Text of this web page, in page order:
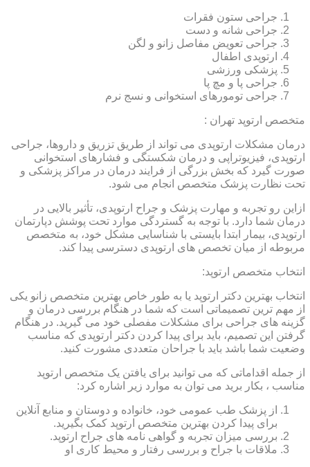
جراحی ستون فقرات
جراحی شانه و دست
جراحی تعویض مفاصل زانو و لگن
ارتوپدی اطفال
پزشکی ورزشی
جراحی پا و مچ پا
جراحی تومورهای استخوانی و نسج نرم
متخصص ارتوپد تهران :
درمان مشکلات ارتوپدی می تواند از طریق تزریق و داروها، جراحی
ارتوپدی، فیزیوتراپی و درمان شکستگی و فشارهای استخوانی
صورت گیرد که بخش بزرگی از فرایند درمان در مراکز پزشکی و
تحت نظارت پزشک متخصص انجام می شود.
ازاین رو تجربه و مهارت پزشک و جراح ارتوپدی، تأثیر بالایی در
درمان شما دارد. با توجه به گستردگی موارد تحت پوشش دپارتمان
ارتوپدی، بیمار ابتدا بایستی با شناسایی مشکل خود، به متخصص
مربوطه از میان تخصص های ارتوپدی دسترسی پیدا کند.
انتخاب متخصص ارتوپد:
انتخاب بهترین دکتر ارتوپد یا به طور خاص بهترین متخصص زانو یکی
از مهم ترین تصمیماتی است که شما در هنگام بررسی درمان و
گزینه های جراحی برای مشکلات مفصلی خود می گیرید. در هنگام
گرفتن این تصمیم، باید برای پیدا کردن دکتر ارتوپدی که مناسب
وضعیت شما باشد باید با جراحان متعددی مشورت کنید.
از جمله اقداماتی که می توانید برای یافتن یک متخصص ارتوپد
مناسب ، بکار برید می توان به موارد زیر اشاره کرد:
از پزشک طب عمومی خود، خانواده و دوستان و منابع آنلاین
برای پیدا کردن بهترین متخصص ارتوپد کمک بگیرید.
بررسی میزان تجربه و گواهی نامه های جراح ارتوپد.
ملاقات با جراح و بررسی رفتار و محیط کاری او